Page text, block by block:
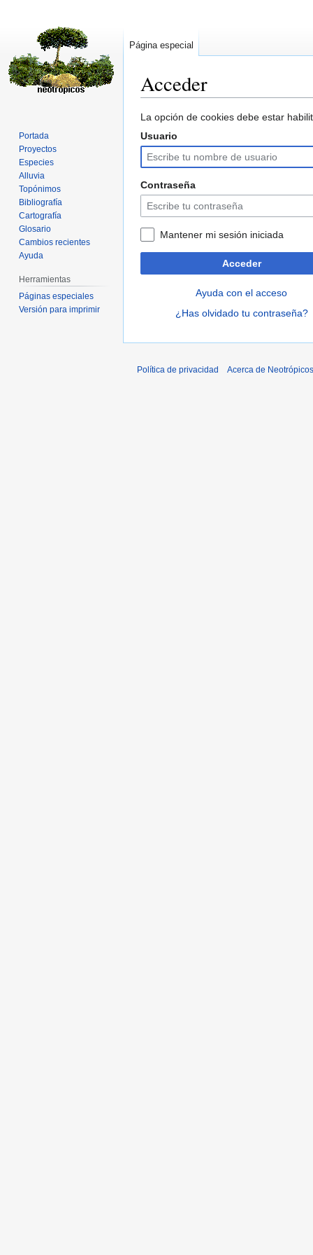
Acceder
Ir
a
la
navegación
Ir
a
la
búsqueda
La opción de cookies debe estar
Usuario
Contraseña
Mantener mi sesión iniciada
Acceder
Ayuda con el acceso
¿Has olvidado tu contraseña?
Página especial
Portada
Proyectos
Especies
Alluvia
Topónimos
Bibliografía
Cartografía
Glosario
Cambios recientes
Ayuda
Herramientas
Páginas especiales
Versión para imprimir
Política de privacidad Acerca de Neotrópicos